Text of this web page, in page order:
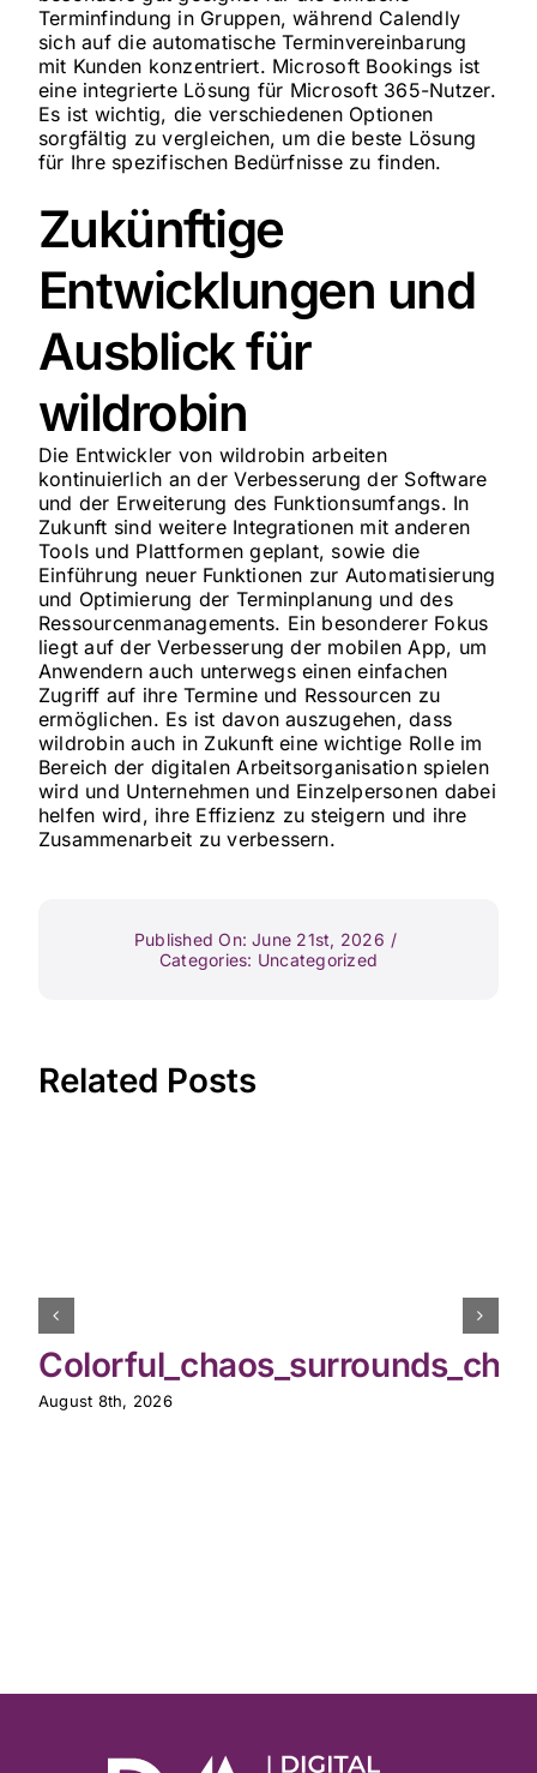
Terminfindung in Gruppen, während Calendly
sich auf die automatische Terminvereinbarung
mit Kunden konzentriert. Microsoft Bookings ist
eine integrierte Lösung für Microsoft 365-Nutzer.
Es ist wichtig, die verschiedenen Optionen
sorgfältig zu vergleichen, um die beste Lösung
für Ihre spezifischen Bedürfnisse zu finden.
Zukünftige
Entwicklungen und
Ausblick für
wildrobin
Die Entwickler von wildrobin arbeiten
kontinuierlich an der Verbesserung der Software
und der Erweiterung des Funktionsumfangs. In
Zukunft sind weitere Integrationen mit anderen
Tools und Plattformen geplant, sowie die
Einführung neuer Funktionen zur Automatisierung
und Optimierung der Terminplanung und des
Ressourcenmanagements. Ein besonderer Fokus
liegt auf der Verbesserung der mobilen App, um
Anwendern auch unterwegs einen einfachen
Zugriff auf ihre Termine und Ressourcen zu
ermöglichen. Es ist davon auszugehen, dass
wildrobin auch in Zukunft eine wichtige Rolle im
Bereich der digitalen Arbeitsorganisation spielen
wird und Unternehmen und Einzelpersonen dabei
helfen wird, ihre Effizienz zu steigern und ihre
Zusammenarbeit zu verbessern.
Published On: June 21st, 2026 /
Categories: Uncategorized
Related Posts
August 8th, 2026